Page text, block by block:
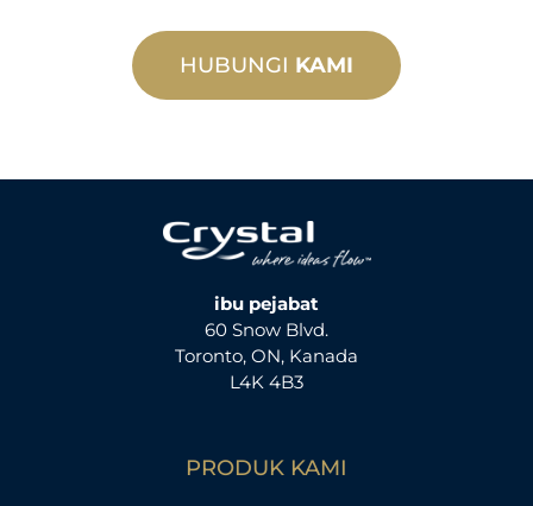
HUBUNGI KAMI
ibu pejabat
60 Snow Blvd.
Toronto, ON, Kanada
L4K 4B3
PRODUK KAMI